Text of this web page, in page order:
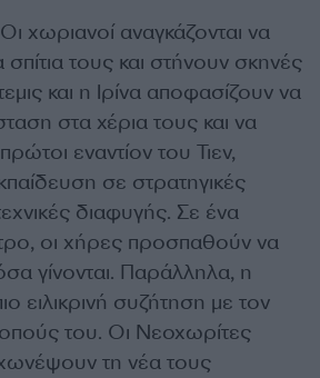
χωριανοί αναγκάζονται να
τους και στήνουν σκηνές
και η Ιρίνα αποφασίζουν να
στα χέρια τους και να
εναντίον του Τιεν,
σε στρατηγικές
διαφυγής. Σε ένα
οι χήρες προσπαθούν να
γίνονται. Παράλληλα, η
ειλικρινή συζήτηση με τον
του. Οι Νεοχωρίτες
τη νέα τους